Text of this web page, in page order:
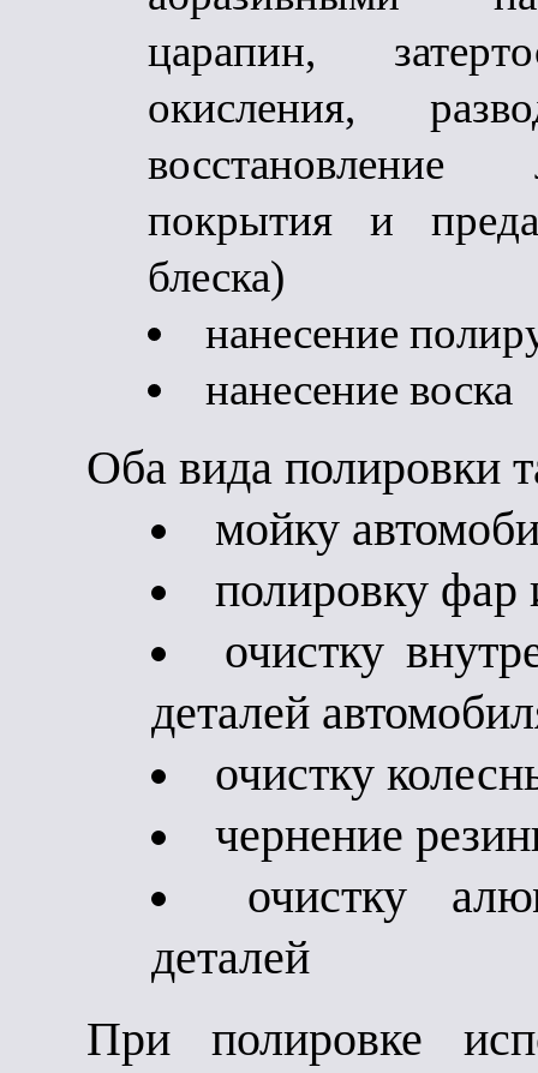
царапин,
окисления,
восстановление
покрытия и
блеска)
нанесение
нанесение воска
Оба вида полировки
мойку
полировку фар
очистку
деталей
очистку
чернение
очистку
деталей
При полировке